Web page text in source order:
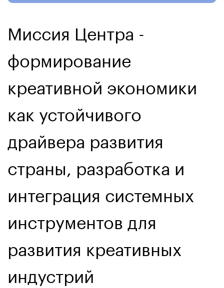
Миссия Центра -
формирование
креативной экономики
как устойчивого
драйвера развития
страны, разработка и
интеграция системных
инструментов для
развития креативных
индустрий